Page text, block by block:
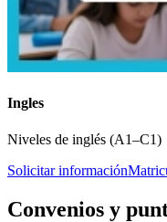
Ingles
Niveles de inglés (A1–C1)
Solicitar información
Convenios y